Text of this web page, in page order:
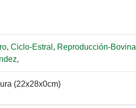
, Ciclo-Estral , Reproducción-Bovina
,
(22x28x0cm)